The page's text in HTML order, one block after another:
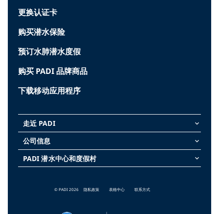
更换认证卡
购买潜水保险
预订水肺潜水度假
购买 PADI 品牌商品
下载移动应用程序
走近 PADI keyboard_arrow_down
公司信息 keyboard_arrow_down
PADI 潜水中心和度假村 keyboard_arrow_down
© PADI 2026 隐私政策 表格中心 联系方式